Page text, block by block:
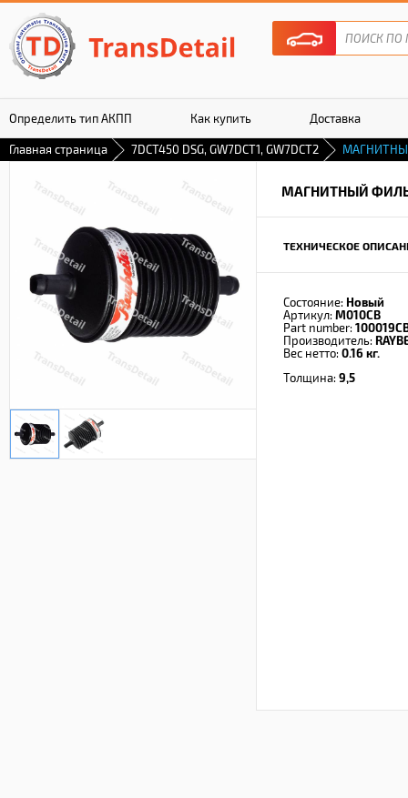
Определить тип АКПП Как купить Доставка
Гарантия
Главная страница 7DCT450 DSG, GW7DCT1, GW7DCT2
МАГНИТНЫЙ
ТЕХНИЧЕСКОЕ
Состояние: Новый
Артикул: M010CB
Part number:
Производитель:
Вес нетто: 0.16 кг.
Толщина: 9,5